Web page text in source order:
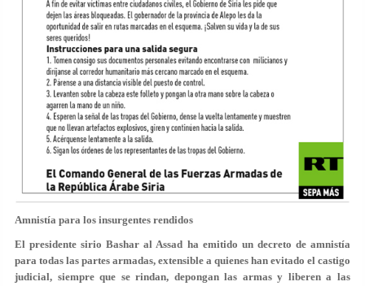
Amnistía para los insurgentes rendidos
El presidente sirio Bashar al Assad ha emitido un decreto de amnistía
para todas las partes armadas, extensible a quienes han evitado el castigo
judicial, siempre que se rindan, depongan las armas y liberen a las